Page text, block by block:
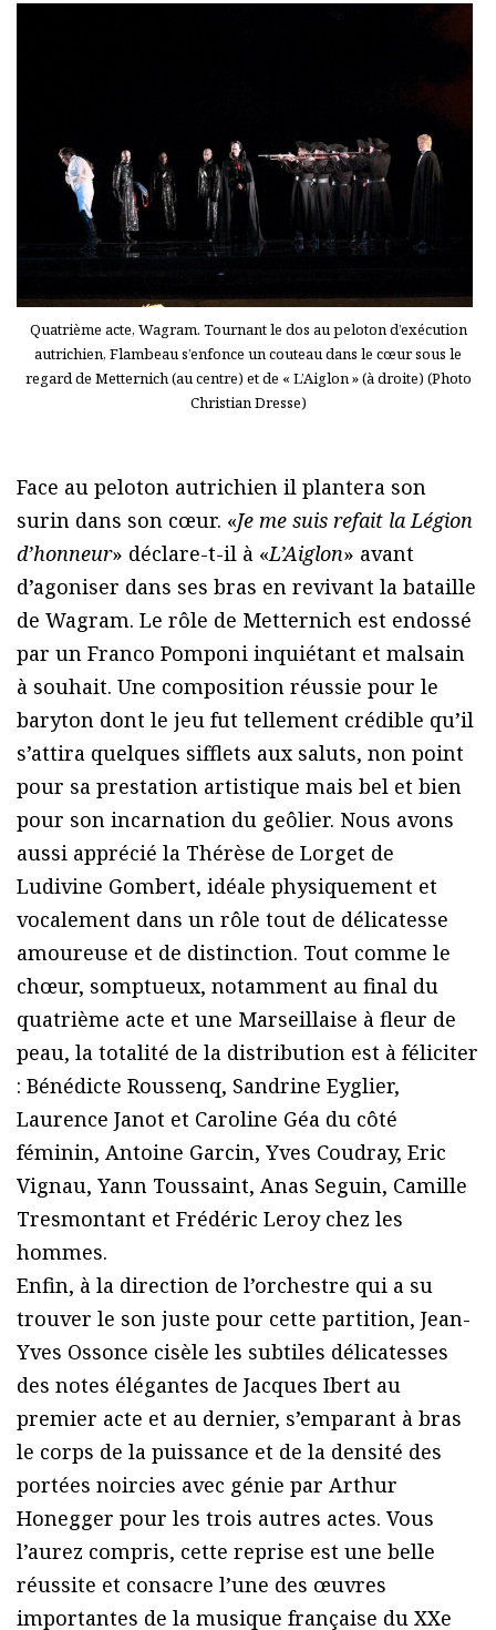
Quatrième acte, Wagram. Tournant le dos au peloton d’exécution
autrichien, Flambeau s’enfonce un couteau dans le cœur sous le
regard de Metternich (au centre) et de « L’Aiglon » (à droite) (Photo
Christian Dresse)
Face au peloton autrichien il plantera son
surin dans son cœur. «Je me suis refait la Légion
d’honneur» déclare-t-il à «L’Aiglon» avant
d’agoniser dans ses bras en revivant la bataille
de Wagram. Le rôle de Metternich est endossé
par un Franco Pomponi inquiétant et malsain
à souhait. Une composition réussie pour le
baryton dont le jeu fut tellement crédible qu’il
s’attira quelques sifflets aux saluts, non point
pour sa prestation artistique mais bel et bien
pour son incarnation du geôlier. Nous avons
aussi apprécié la Thérèse de Lorget de
Ludivine Gombert, idéale physiquement et
vocalement dans un rôle tout de délicatesse
amoureuse et de distinction. Tout comme le
chœur, somptueux, notamment au final du
quatrième acte et une Marseillaise à fleur de
peau, la totalité de la distribution est à féliciter
: Bénédicte Roussenq, Sandrine Eyglier,
Laurence Janot et Caroline Géa du côté
féminin, Antoine Garcin, Yves Coudray, Eric
Vignau, Yann Toussaint, Anas Seguin, Camille
Tresmontant et Frédéric Leroy chez les
hommes.
Enfin, à la direction de l’orchestre qui a su
trouver le son juste pour cette partition, Jean-
Yves Ossonce cisèle les subtiles délicatesses
des notes élégantes de Jacques Ibert au
premier acte et au dernier, s’emparant à bras
le corps de la puissance et de la densité des
portées noircies avec génie par Arthur
Honegger pour les trois autres actes. Vous
l’aurez compris, cette reprise est une belle
réussite et consacre l’une des œuvres
importantes de la musique française du XXe